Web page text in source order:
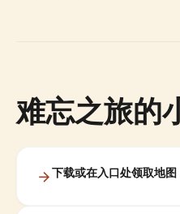
难忘之旅的
下载或在入口处领取地图